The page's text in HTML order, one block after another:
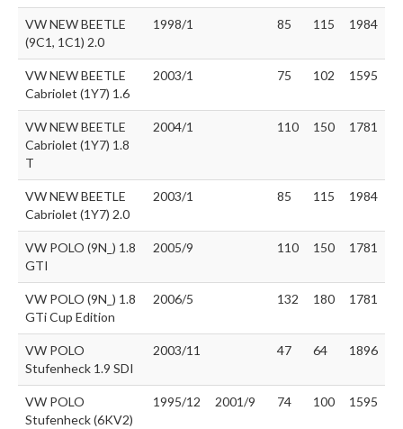
VW NEW BEETLE
(9C1, 1C1) 2.0
1998/1 85 115 1984
VW NEW BEETLE
Cabriolet (1Y7) 1.6
2003/1 75 102 1595
VW NEW BEETLE
Cabriolet (1Y7) 1.8
T
2004/1 110 150 1781
VW NEW BEETLE
Cabriolet (1Y7) 2.0
2003/1 85 115 1984
VW POLO (9N_) 1.8
GTI
2005/9 110 150 1781
VW POLO (9N_) 1.8
GTi Cup Edition
2006/5 132 180 1781
VW POLO
Stufenheck 1.9 SDI
2003/11 47 64 1896
VW POLO
Stufenheck (6KV2)
1995/12 2001/9 74 100 1595